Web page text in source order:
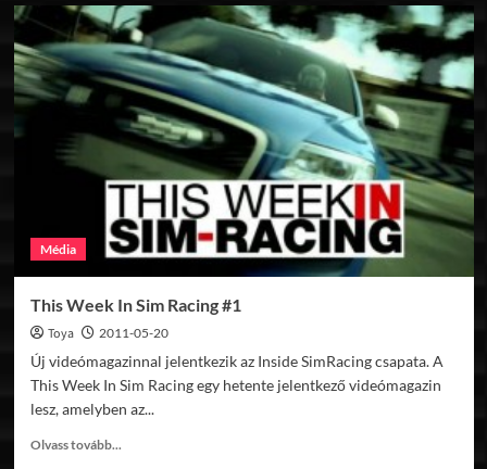
Média
This Week In Sim Racing #1
Toya 2011-05-20
Új videómagazinnal jelentkezik az Inside SimRacing csapata. A
This Week In Sim Racing egy hetente jelentkező videómagazin
lesz, amelyben az...
Olvass tovább...